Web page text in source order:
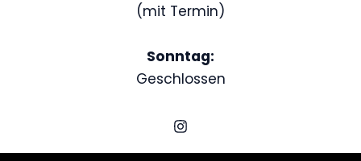
(mit Termin)
Sonntag:
Geschlossen